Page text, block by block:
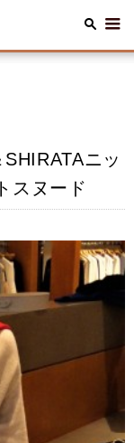
ニッ
スヌード